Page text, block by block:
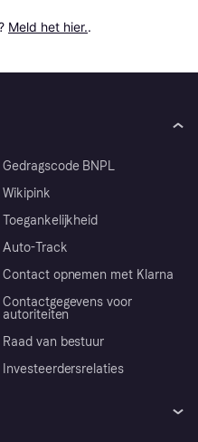
Meld het hier..
Gedragscode BNPL
Wikipink
Toegankelijkheid
Auto-Track
Contact opnemen met Klarna
Contactgegevens voor
autoriteiten
Raad van bestuur
Investeerdersrelaties